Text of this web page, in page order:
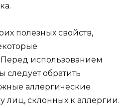
полезных свойств,
использованием
следует обратить
аллергические
лиц, склонных к аллергии.